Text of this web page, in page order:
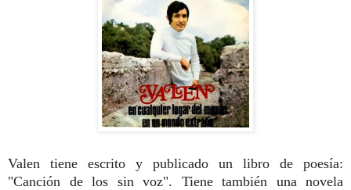
Valen tiene escrito y publicado un libro de poesía:
"Canción de los sin voz". Tiene también una novela